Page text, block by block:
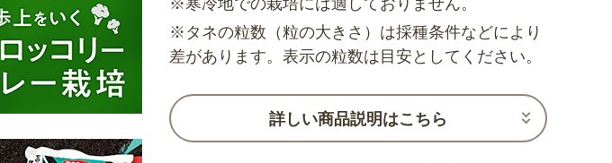
※寒冷地での栽培には適しておりません。
※タネの粒数（粒の大きさ）は採種条件などにより
差があります。表示の粒数は目安としてください。
詳しい商品説明はこちら